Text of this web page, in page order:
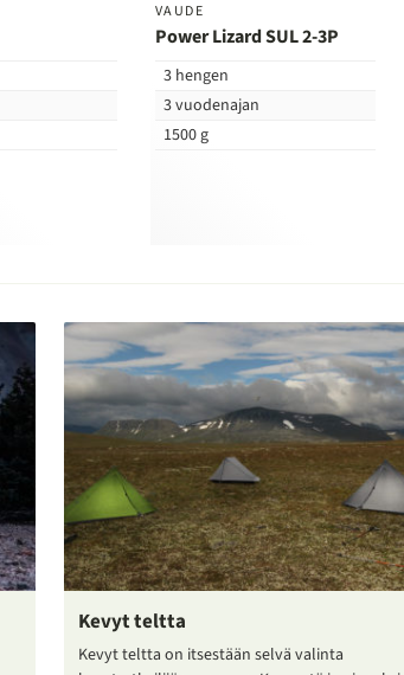
VAUDE
Power Lizard SUL 2-3P
3 hengen
3 vuodenajan
1500 g
Kevyt teltta
Kevyt teltta on itsestään selvä valinta